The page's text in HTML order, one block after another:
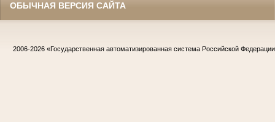
ОБЫЧНАЯ ВЕРСИЯ САЙТА
2006-2026 «Государственная автоматизированная система Российской